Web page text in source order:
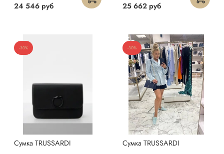
24 546 руб 25 662 руб
-30%
Сумка TRUSSARDI
-30%
Сумка TRUSSARDI